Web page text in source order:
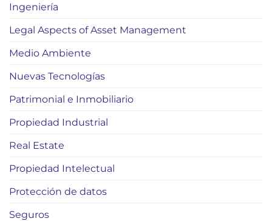
Ingeniería
Legal Aspects of Asset Management
Medio Ambiente
Nuevas Tecnologías
Patrimonial e Inmobiliario
Propiedad Industrial
Real Estate
Propiedad Intelectual
Protección de datos
Seguros